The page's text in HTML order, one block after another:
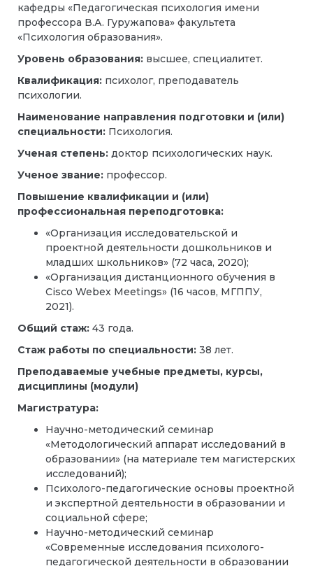
кафедры «Педагогическая психология имени
профессора В.А. Гуружапова» факультета
«Психология образования».
Уровень образования: высшее, специалитет.
Квалификация: психолог, преподаватель
психологии.
Наименование направления подготовки и (или)
специальности: Психология.
Ученая степень: доктор психологических наук.
Ученое звание: профессор.
Повышение квалификации и (или)
профессиональная переподготовка:
«Организация исследовательской и
проектной деятельности дошкольников и
младших школьников» (72 часа, 2020);
«Организация дистанционного обучения в
Cisco Webex Meetings» (16 часов, МГППУ,
2021).
Общий стаж: 43 года.
Стаж работы по специальности: 38 лет.
Преподаваемые учебные предметы, курсы,
дисциплины (модули)
Магистратура:
Научно-методический семинар
«Методологический аппарат исследований в
образовании» (на материале тем магистерских
исследований);
Психолого-педагогические основы проектной
и экспертной деятельности в образовании и
социальной сфере;
Научно-методический семинар
«Современные исследования психолого-
педагогической деятельности в образовании